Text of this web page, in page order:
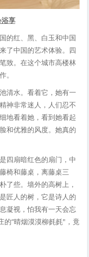
享
的红、黑、白玉和中国
了中国的艺术体验。四
致。在这个城市高楼林
。
清水。看着它，她有一
神非常迷人，人们忍不
地看着她，看到她看起
和优雅的风度。她真的
四扇暗红色的扇门，中
椅和藤桌，离藤桌三
了些。墙外的高树上，
匠人的树，它是诗人的
凝视，怕我有一天会忘
的“晴烟漠漠柳毵毵"，竟